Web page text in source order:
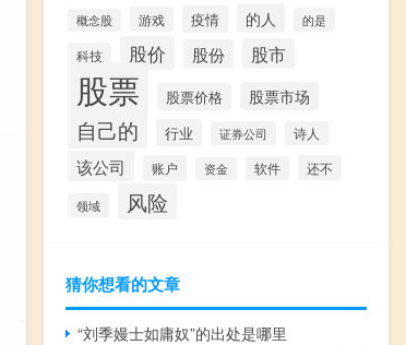
概念股 游戏 疫情 的人 的是
科技 股价 股份 股市
股票 股票价格 股票市场
自己的 行业 证券公司 诗人
该公司 账户 资金 软件 还不
领域 风险
猜你想看的文章
“刘季嫚士如庸奴”的出处是哪里